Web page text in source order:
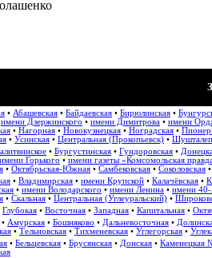
• Абашевская • Байдаевская • Бирюлинская •
имени Дзержинского • имени Димитрова • имени
• Нагорная • Новокузнецкая • Ноградская •
• Усинская • Центральная (Прокопьевск) •
• Бургустинская • Гундоровская •
имени Горького • имени газеты «Комсомольская
• Октябрьская-Южная • Самбековская • Соколовская •
• Владимирская • имени Крупской • Калачёвская •
• имени Володарского • имени Ленина • имени
• Скальная • Центральная (Углеуральский) •
Глубокая • Восточная • Западная • Капитальная •
• Амурская • Бошняково • Дальневосточная •
• Тельновская • Тихменевская • Углегорская •
• Бельцевская • Брусянская • Донская • Каменецкая